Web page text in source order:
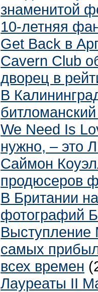
знаменитой
10-летняя
Get Back в
Cavern Club
дворец в
В
We Need Is
нужно, – это
Саймон
продюсеров
В Британии
фотографий
Выступление
самых
всех времен
Лауреаты II